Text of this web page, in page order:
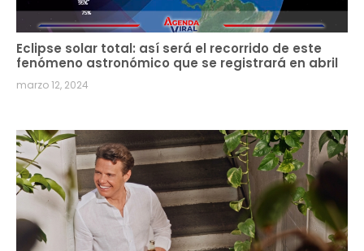
Eclipse solar total: así será el recorrido de este
fenómeno astronómico que se registrará en abril
marzo 12, 2024